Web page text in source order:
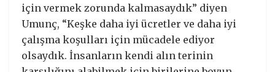
için vermek zorunda kalmasaydık” diyen
Umunç, “Keşke daha iyi ücretler ve daha iyi
çalışma koşulları için mücadele ediyor
olsaydık. İnsanların kendi alın terinin